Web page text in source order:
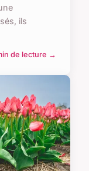
ils
de lecture →